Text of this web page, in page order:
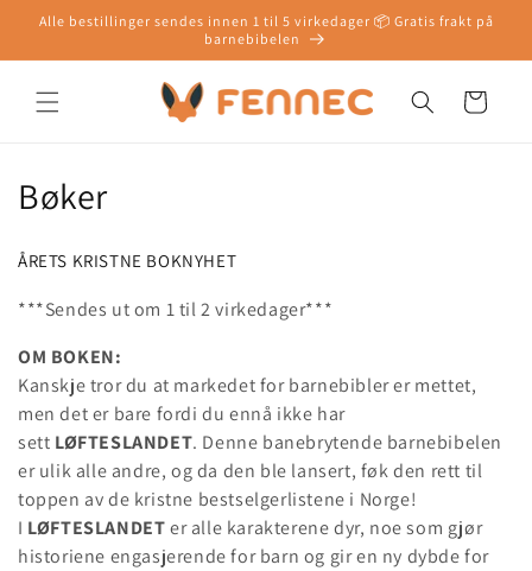
til
Alle bestillinger sendes innen 1 til 5 virkedager 📦 Gratis frakt på
barnebibelen
Handlekurv
S
a
i
n
g
:
Bøker
ÅRETS KRISTNE BOKNYHET
***Sendes ut om 1 til 2 virkedager***
OM BOKEN:
Kanskje tror du at markedet for barnebibler er mettet,
men det er bare fordi du ennå ikke har
sett LØFTESLANDET. Denne banebrytende barnebibelen
er ulik alle andre, og da den ble lansert, føk den rett til
toppen av de kristne bestselgerlistene i Norge!
I LØFTESLANDETer alle karakterene dyr, noe som gjør
historiene engasjerende for barn og gir en ny dybde for